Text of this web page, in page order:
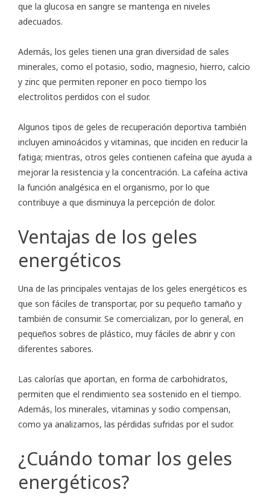
que la glucosa en sangre se mantenga en niveles
adecuados.
Además, los geles tienen una gran diversidad de sales
minerales, como el potasio, sodio, magnesio, hierro, calcio
y zinc que permiten reponer en poco tiempo los
electrolitos perdidos con el sudor.
Algunos tipos de geles de recuperación deportiva también
incluyen aminoácidos y vitaminas, que inciden en reducir la
fatiga; mientras, otros geles contienen cafeína que ayuda a
mejorar la resistencia y la concentración. La cafeína activa
la función analgésica en el organismo, por lo que
contribuye a que disminuya la percepción de dolor.
Ventajas de los geles
energéticos
Una de las principales ventajas de los geles energéticos es
que son fáciles de transportar, por su pequeño tamaño y
también de consumir. Se comercializan, por lo general, en
pequeños sobres de plástico, muy fáciles de abrir y con
diferentes sabores.
Las calorías que aportan, en forma de carbohidratos,
permiten que el rendimiento sea sostenido en el tiempo.
Además, los minerales, vitaminas y sodio compensan,
como ya analizamos, las pérdidas sufridas por el sudor.
¿Cuándo tomar los geles
energéticos?